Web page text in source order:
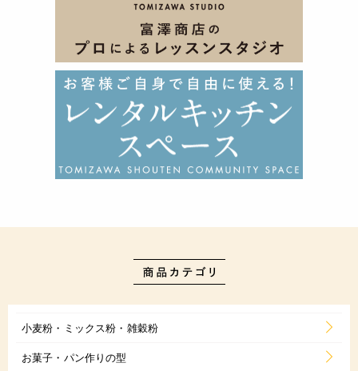
小麦粉・ミックス粉・雑穀粉
お菓子・パン作りの型